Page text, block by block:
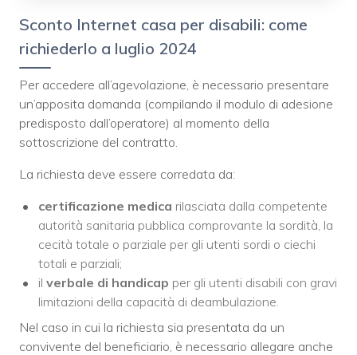
Sconto Internet casa per disabili: come
richiederlo a luglio 2024
Per accedere all’agevolazione, è necessario presentare
un’apposita domanda (compilando il modulo di adesione
predisposto dall’operatore) al momento della
sottoscrizione del contratto.
La richiesta deve essere corredata da:
certificazione medica rilasciata dalla competente
autorità sanitaria pubblica comprovante la sordità, la
cecità totale o parziale per gli utenti sordi o ciechi
totali e parziali;
il verbale di handicap per gli utenti disabili con gravi
limitazioni della capacità di deambulazione.
Nel caso in cui la richiesta sia presentata da un
convivente del beneficiario, è necessario allegare anche